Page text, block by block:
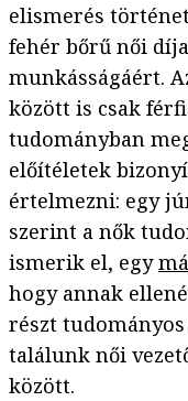
elismerés
fehér bőrű női
munkásságáért.
között is csak
tudományban
előítéletek
értelmezni: egy
szerint a nők
ismerik el, egy
hogy annak
részt
találunk női
között.